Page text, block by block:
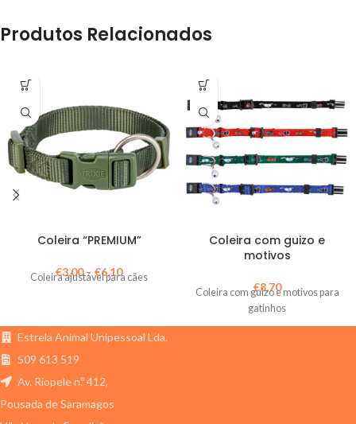
Produtos Relacionados
Coleira “PREMIUM”
€3,00–€6,10
Coleira ajustável para cães
Coleira com guizo e
motivos
€8,70
Coleira com guizo e motivos para
gatinhos
Estrela Animal Unipessoal Lda.
509 613 519
Av. Riopele n.º 412,
Pousada de Saramagos